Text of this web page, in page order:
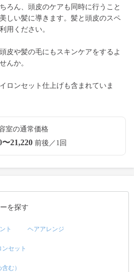
ろん、頭皮のケアも同時に行うこと
しい髪に導きます。髪と頭皮のスペ
用ください。
皮や髪の毛にもスキンケアをするよ
んか。
ロンセット仕上げも含まれていま
室の通常価格
〜21,220前後／1回
を探す
ト ヘアアレンジ
セット
む）